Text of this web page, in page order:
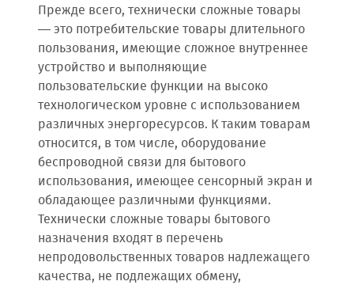
Прежде всего, технически сложные товары
— это потребительские товары длительного
пользования, имеющие сложное внутреннее
устройство и выполняющие
пользовательские функции на высоко
технологическом уровне с использованием
различных энергоресурсов. К таким товарам
относится, в том числе, оборудование
беспроводной связи для бытового
использования, имеющее сенсорный экран и
обладающее различными функциями.
Технически сложные товары бытового
назначения входят в перечень
непродовольственных товаров надлежащего
качества, не подлежащих обмену,